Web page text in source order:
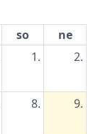
so
ne
1. 2.
8. 9.